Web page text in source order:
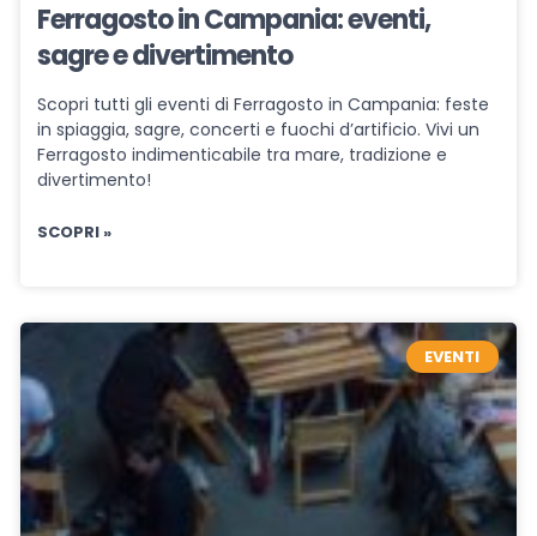
Ferragosto in Campania: eventi,
sagre e divertimento
Scopri tutti gli eventi di Ferragosto in Campania: feste
in spiaggia, sagre, concerti e fuochi d’artificio. Vivi un
Ferragosto indimenticabile tra mare, tradizione e
divertimento!
SCOPRI »
EVENTI